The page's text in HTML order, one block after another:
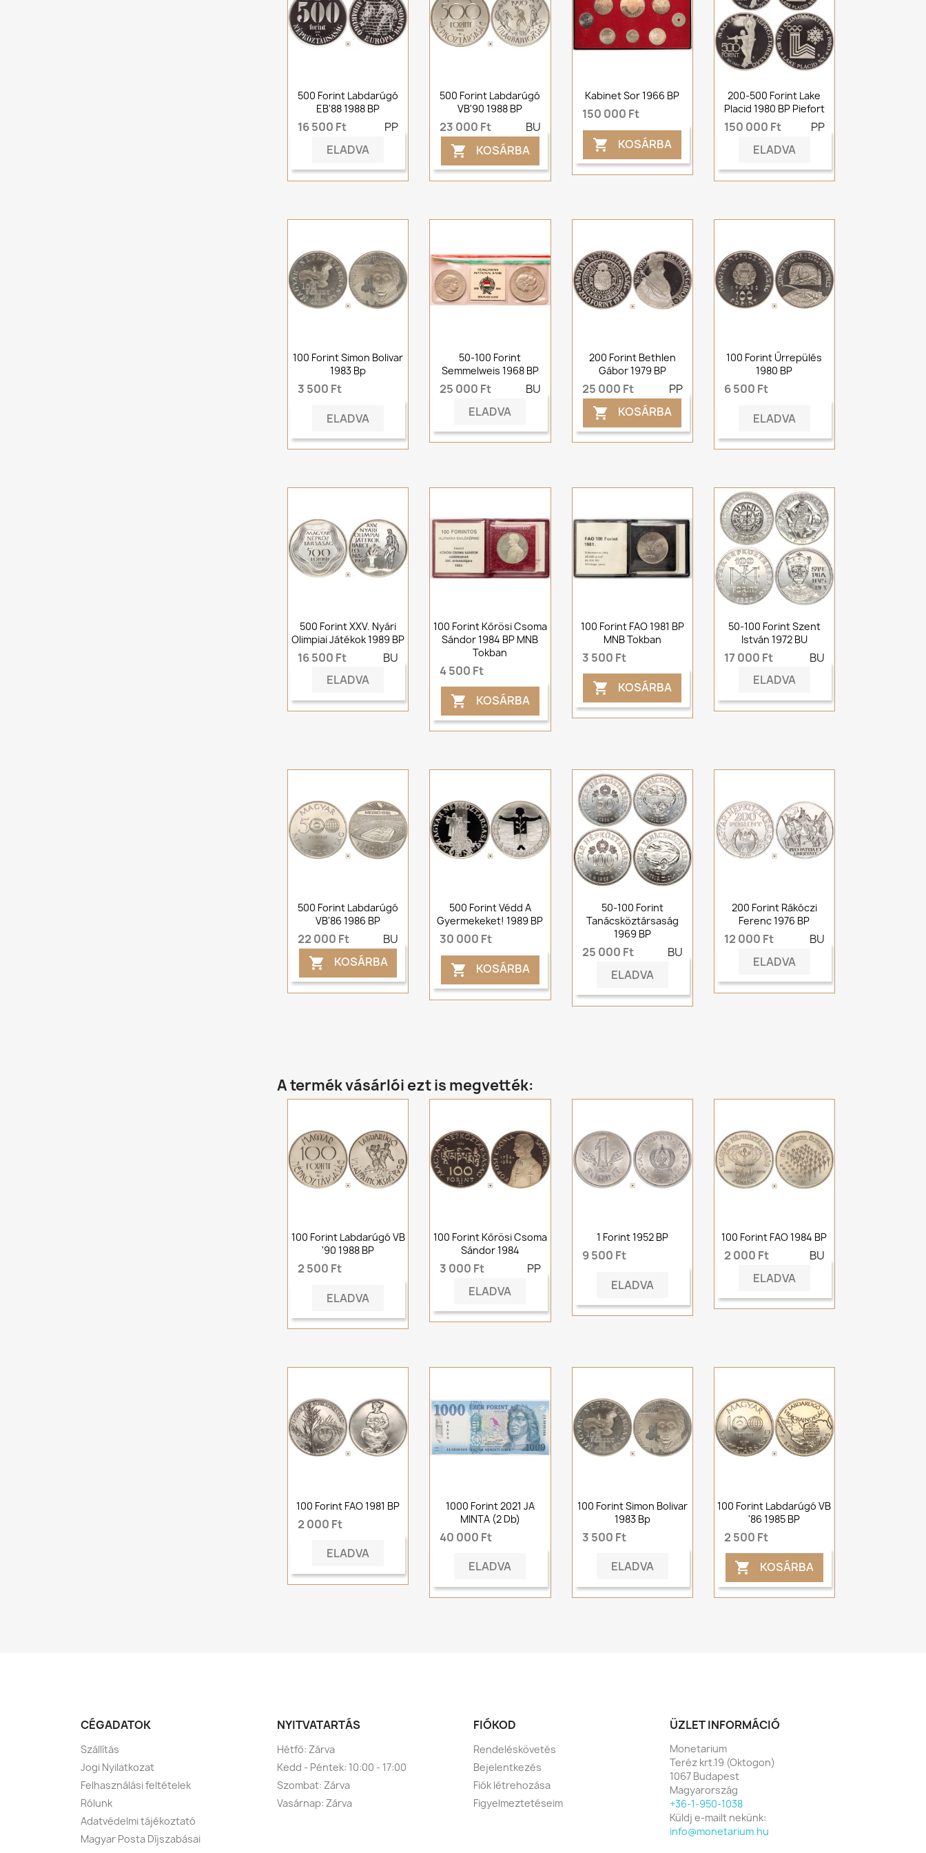
500 Forint Labdarúgó
EB'88 1988 BP
16 500 Ft
PP
ELADVA
500 Forint Labdarúgó
VB'90 1988 BP
23 000 Ft BU
 KOSÁRBA
Kabinet Sor 1966 BP
150 000 Ft
 KOSÁRBA
200-500 Forint Lake
Placid 1980 BP Piefort
150 000 Ft
PP
ELADVA
100 Forint Simon Bolivar
1983 Bp
3 500 Ft
ELADVA
50-100 Forint
Semmelweis 1968 BP
25 000 Ft
BU
ELADVA
200 Forint Bethlen
Gábor 1979 BP
25 000 Ft PP
 KOSÁRBA
100 Forint Űrrepülés
1980 BP
6 500 Ft
ELADVA
500 Forint XXV. Nyári
Olimpiai Játékok 1989 BP
16 500 Ft
BU
ELADVA
100 Forint Kőrösi Csoma
Sándor 1984 BP MNB
Tokban
4 500 Ft
 KOSÁRBA
100 Forint FAO 1981 BP
MNB Tokban
3 500 Ft
 KOSÁRBA
50-100 Forint Szent
István 1972 BU
17 000 Ft
BU
ELADVA
500 Forint Labdarúgó
VB'86 1986 BP
22 000 Ft BU
 KOSÁRBA
500 Forint Védd A
Gyermekeket! 1989 BP
30 000 Ft
 KOSÁRBA
50-100 Forint
Tanácsköztársaság
1969 BP
25 000 Ft
BU
ELADVA
200 Forint Rákóczi
Ferenc 1976 BP
12 000 Ft
BU
ELADVA
A termék vásárlói ezt is megvették:
100 Forint Labdarúgó VB
'90 1988 BP
2 500 Ft
ELADVA
100 Forint Kőrösi Csoma
Sándor 1984
3 000 Ft
PP
ELADVA
1 Forint 1952 BP
9 500 Ft
ELADVA
100 Forint FAO 1984 BP
2 000 Ft
BU
ELADVA
100 Forint FAO 1981 BP
2 000 Ft
ELADVA
1000 Forint 2021 JA
MINTA (2 Db)
40 000 Ft
ELADVA
100 Forint Simon Bolivar
1983 Bp
3 500 Ft
ELADVA
100 Forint Labdarúgó VB
'86 1985 BP
2 500 Ft
 KOSÁRBA
CÉGADATOK
Szállítás
Jogi Nyilatkozat
Felhasználási feltételek
Rólunk
Adatvédelmi tájékoztató
Magyar Posta Díjszabásai
NYITVATARTÁS
Hétfő: Zárva
Kedd - Péntek: 10:00 - 17:00
Szombat: Zárva
Vasárnap: Zárva
FIÓKOD
Rendeléskövetés
Bejelentkezés
Fiók létrehozása
Figyelmeztetéseim
ÜZLET INFORMÁCIÓ
Monetarium
Teréz krt.19 (Oktogon)
1067 Budapest
Magyarország
+36-1-950-1038
Küldj e-mailt nekünk:
info@monetarium.hu